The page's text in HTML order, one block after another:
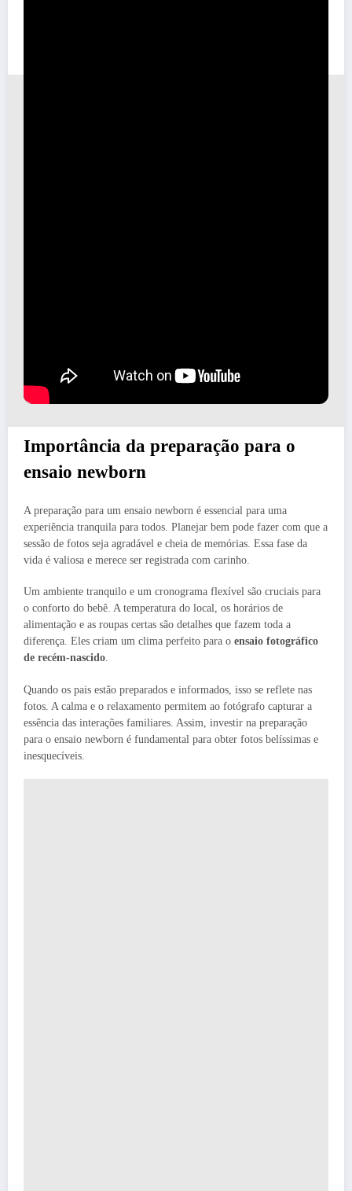
Importância da preparação para o
ensaio newborn
A preparação para um ensaio newborn é essencial para uma
experiência tranquila para todos. Planejar bem pode fazer com que a
sessão de fotos seja agradável e cheia de memórias. Essa fase da
vida é valiosa e merece ser registrada com carinho.
Um ambiente tranquilo e um cronograma flexível são cruciais para
o conforto do bebê. A temperatura do local, os horários de
alimentação e as roupas certas são detalhes que fazem toda a
diferença. Eles criam um clima perfeito para o ensaio fotográfico
de recém-nascido.
Quando os pais estão preparados e informados, isso se reflete nas
fotos. A calma e o relaxamento permitem ao fotógrafo capturar a
essência das interações familiares. Assim, investir na preparação
para o ensaio newborn é fundamental para obter fotos belíssimas e
inesquecíveis.